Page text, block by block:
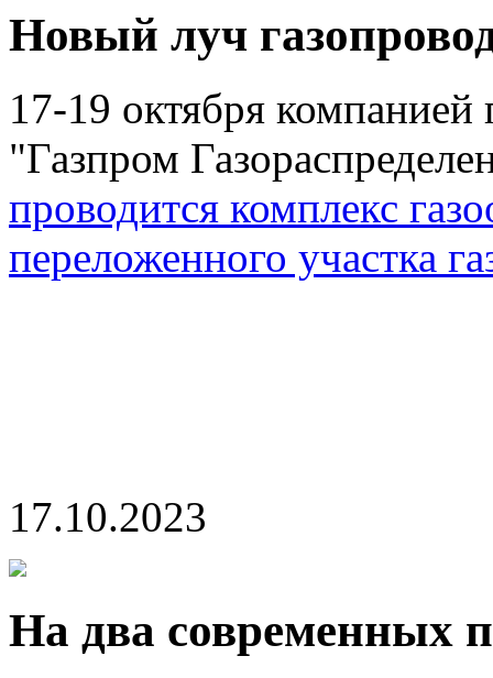
Новый луч
17-19 октября компанией
"Газпром
проводится комплекс
переложенного участка
17.10.2023
На два современных